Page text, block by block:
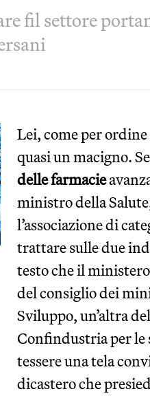
fil settore
Lei, come per
quasi un macigno.
delle farmacie
ministro della
l’associazione di
trattare sulle due
testo che il
del consiglio dei
Sviluppo, un’altra
Confindustria per le
tessere una tela
dicastero che